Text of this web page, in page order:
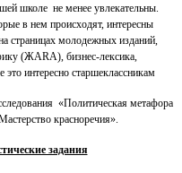
школе не менее увлекательны.
в нем происходят, интересны
страницах молодежных изданий,
(ЖАRА), бизнес-лексика,
это интересно старшеклассникам
«Политическая метафора
красноречия».
задания